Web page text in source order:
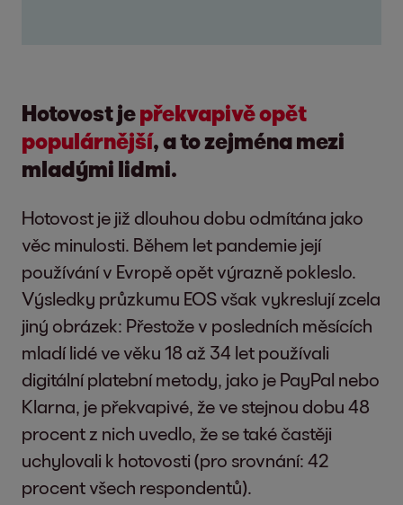
Hotovost jepřekvapivě opět
populárnější, a to zejména mezi
mladými lidmi.
Hotovost je již dlouhou dobu odmítána jako
věc minulosti. Během let pandemie její
používání v Evropě opět výrazně pokleslo.
Výsledky průzkumu EOS však vykreslují zcela
jiný obrázek: Přestože v posledních měsících
mladí lidé ve věku 18 až 34 let používali
digitální platební metody, jako je PayPal nebo
Klarna, je překvapivé, že ve stejnou dobu 48
procent z nich uvedlo, že se také častěji
uchylovali k hotovosti (pro srovnání: 42
procent všech respondentů).